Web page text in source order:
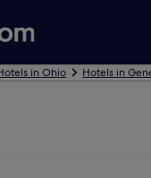
in Ohio Hotels in